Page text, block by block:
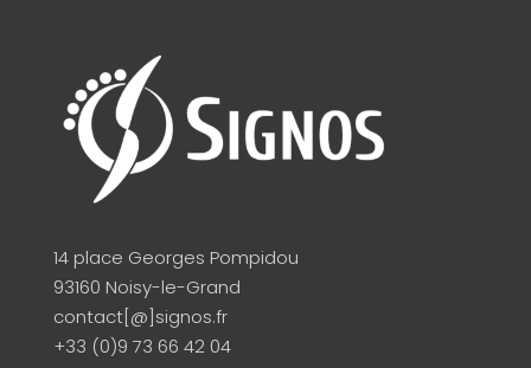
14 place Georges Pompidou
93160 Noisy-le-Grand
contact[@]signos.fr
+33 (0)9 73 66 42 04